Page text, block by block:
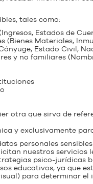
tales como:
Estados de
(Bienes Materiales,
Estado Civil,
y no familiares
otra que sirva de
y exclusivamente
personales
nuestros
psico-jurídicas
educativos, ya que
para determinar el